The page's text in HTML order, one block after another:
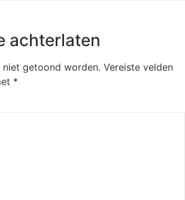
achterlaten
getoond worden. Vereiste velden
*